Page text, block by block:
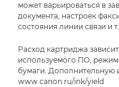
может варьироваться в
документа, настроек
состояния линии связи и
Расход картриджа
используемого ПО,
бумаги. Дополнительную
www.canon.ru/ink/yield